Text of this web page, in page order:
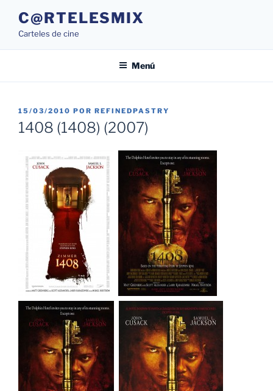
contenido
C@RTELESMIX
Carteles de cine
Menú
PUBLICADO
EL
15/03/2010 POR REFINEDPASTRY
1408 (1408) (2007)